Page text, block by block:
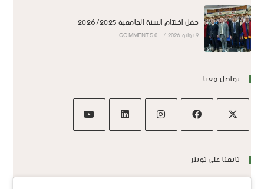
حفل اختتام السنة الجامعية 2026/2025
9 يوليو 2026 /
0 COMMENTS
تواصل معنا
تابعنا على تويتر